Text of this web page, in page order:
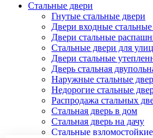
Стальные двери
Гнутые стальные двери
Двери входные
Двери стальные
Стальные двери для
Двери стальные
Дверь стальная
Наружные стальные
Недорогие стальные
Распродажа стальных
Стальная дверь в дом
Стальная дверь на дачу
Стальные